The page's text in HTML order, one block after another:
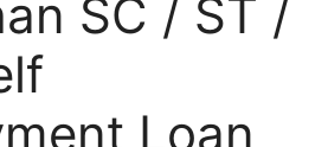
SC / ST /
Loan